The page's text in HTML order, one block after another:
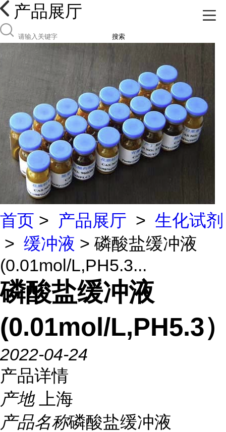
产品展厅
搜索
首页 > 产品展厅 > 生化试剂
> 缓冲液 > 磷酸盐缓冲液
(0.01mol/L,PH5.3...
磷酸盐缓冲液
(0.01mol/L,PH5.3
2022-04-24
产品详情
产地
上海
产品名称磷酸盐缓冲液